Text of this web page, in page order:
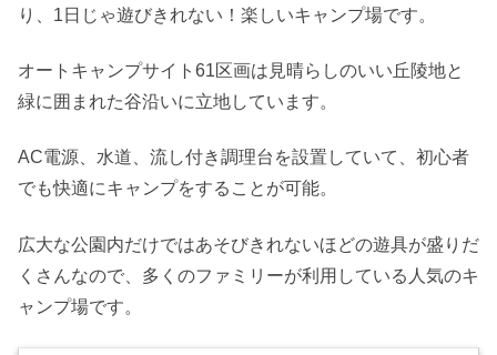
り、1日じゃ遊びきれない！楽しいキャンプ場です。
オートキャンプサイト61区画は見晴らしのいい丘陵地と
緑に囲まれた谷沿いに立地しています。
AC電源、水道、流し付き調理台を設置していて、初心者
でも快適にキャンプをすることが可能。
広大な公園内だけではあそびきれないほどの遊具が盛りだ
くさんなので、多くのファミリーが利用している人気のキ
ャンプ場です。